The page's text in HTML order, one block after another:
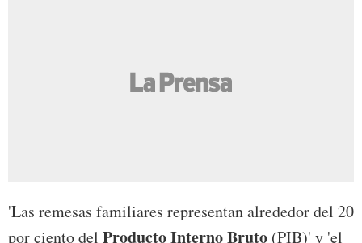
'Las remesas familiares representan alrededor del 20
por ciento del Producto Interno Bruto (PIB)' y 'el